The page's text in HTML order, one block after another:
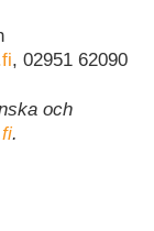
, 02951 62090
och
.